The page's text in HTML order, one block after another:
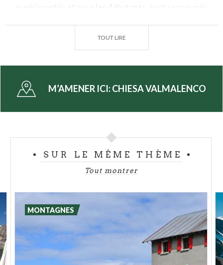
expérimentés et pour les débutants, sont renommés
2 080 mètres de l'Alpe Palù, il est possible d'utiliser
Snow Eagle, letéléphérique le
prendre un télésiège couvert très rapide.A l'Alpe
nuit :descentestraditionnelles, hors piste,luge,
snowboard un snowpark divisé en trois zones pour
tous les niveaux et toutes les performances.
, qui accueille des événements comme
offre aux riders le service multimédia
qui active les caméras du parc pour visionner les
sauts sur PC et smartphone.
Pour les petitsla
Valmalenco a également prévu un parc de jeux sur la
neige.
TOUT LIRE
M’AMENER ICI:CHIESA VALMALENCO
SUR LE MÊME THÈME
Tout montrer
MONTAGNES